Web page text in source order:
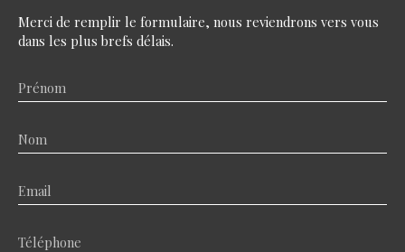
Merci de remplir le formulaire, nous reviendrons vers vous
dans les plus brefs délais.
Prénom
Nom
Email
Téléphone